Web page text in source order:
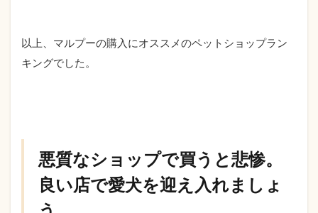
以上、マルプーの購入にオススメのペットショップラン
キングでした。
悪質なショップで買うと悲惨。
良い店で愛犬を迎え入れましょ